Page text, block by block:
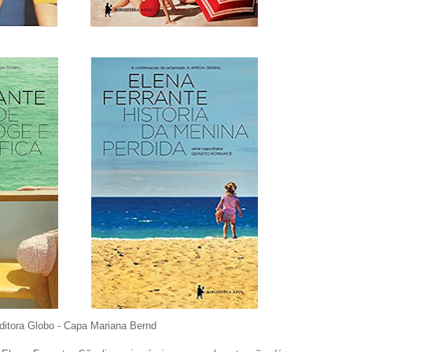
Globo - Capa Mariana Bernd